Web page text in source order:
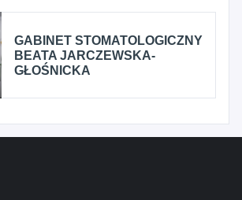
GABINET STOMATOLOGICZNY
BEATA JARCZEWSKA-
GŁOŚNICKA